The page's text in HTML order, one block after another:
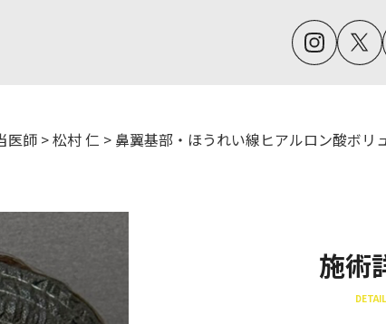
よくあるご質問
お問い合わせ
医師 >松村 仁 > 鼻翼基部・ほうれい線ヒアルロン酸ボリ
施術
DETAIL